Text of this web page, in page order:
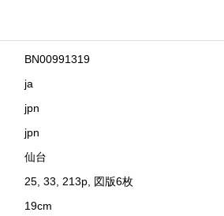
BN00991319
ja
jpn
jpn
仙台
25, 33, 213p, 図版6枚
19cm